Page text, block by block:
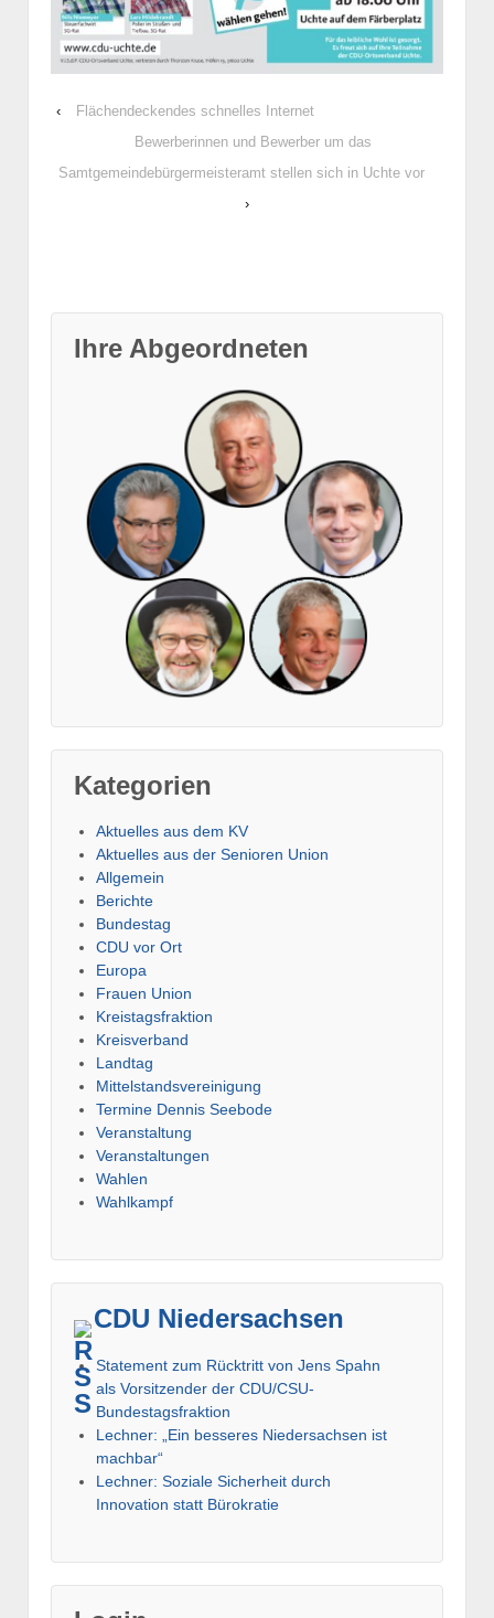
‹
Flächendeckendes schnelles Internet
Bewerberinnen und Bewerber um das
Samtgemeindebürgermeisteramt stellen sich in Uchte vor
›
Ihre Abgeordneten
Kategorien
Aktuelles aus dem KV
Aktuelles aus der Senioren Union
Allgemein
Berichte
Bundestag
CDU vor Ort
Europa
Frauen Union
Kreistagsfraktion
Kreisverband
Landtag
Mittelstandsvereinigung
Termine Dennis Seebode
Veranstaltung
Veranstaltungen
Wahlen
Wahlkampf
CDU Niedersachsen
Statement zum Rücktritt von Jens Spahn
als Vorsitzender der CDU/CSU-
Bundestagsfraktion
Lechner: „Ein besseres Niedersachsen ist
machbar“
Lechner: Soziale Sicherheit durch
Innovation statt Bürokratie